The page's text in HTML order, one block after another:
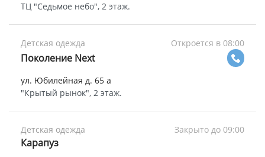
ТЦ "Седьмое небо", 2 этаж.
Детская одежда Откроется в 08:00
Поколение Next
ул. Юбилейная д. 65 а
"Крытый рынок", 2 этаж.
Детская одежда Закрыто до 09:00
Карапуз